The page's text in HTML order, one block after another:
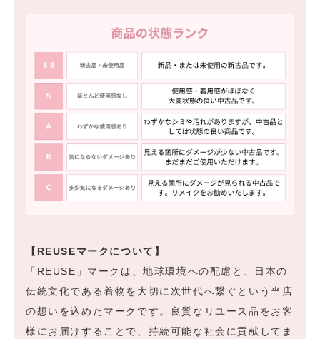
【REUSEマークについて】
「REUSE」マークは、地球環境への配慮と、日本の
伝統文化である着物を大切に次世代へ繋ぐという当店
の想いを込めたマークです。良質なリユース品をお客
様にお届けすることで、持続可能な社会に貢献してま